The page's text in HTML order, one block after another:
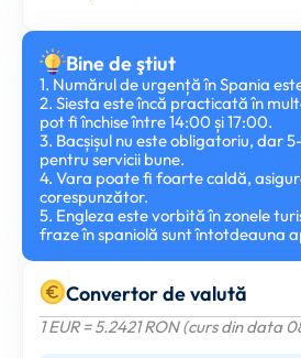
Bine de ştiut
1. Numărul de urgență în Spania este
2. Siesta este încă practicată în
pot fi închise între 14:00 și 17:00.
3. Bacșișul nu este obligatoriu, dar
pentru servicii bune.
4. Vara poate fi foarte caldă,
corespunzător.
5. Engleza este vorbită în zonele
fraze în spaniolă sunt întotdeauna
Convertor de valută
1 EUR = 5.2421 RON (curs din data